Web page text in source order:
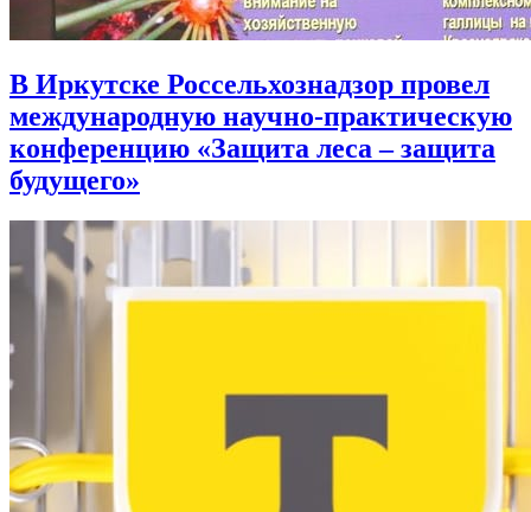
В Иркутске Россельхознадзор провел
международную научно-практическую
конференцию «Защита леса – защита
будущего»